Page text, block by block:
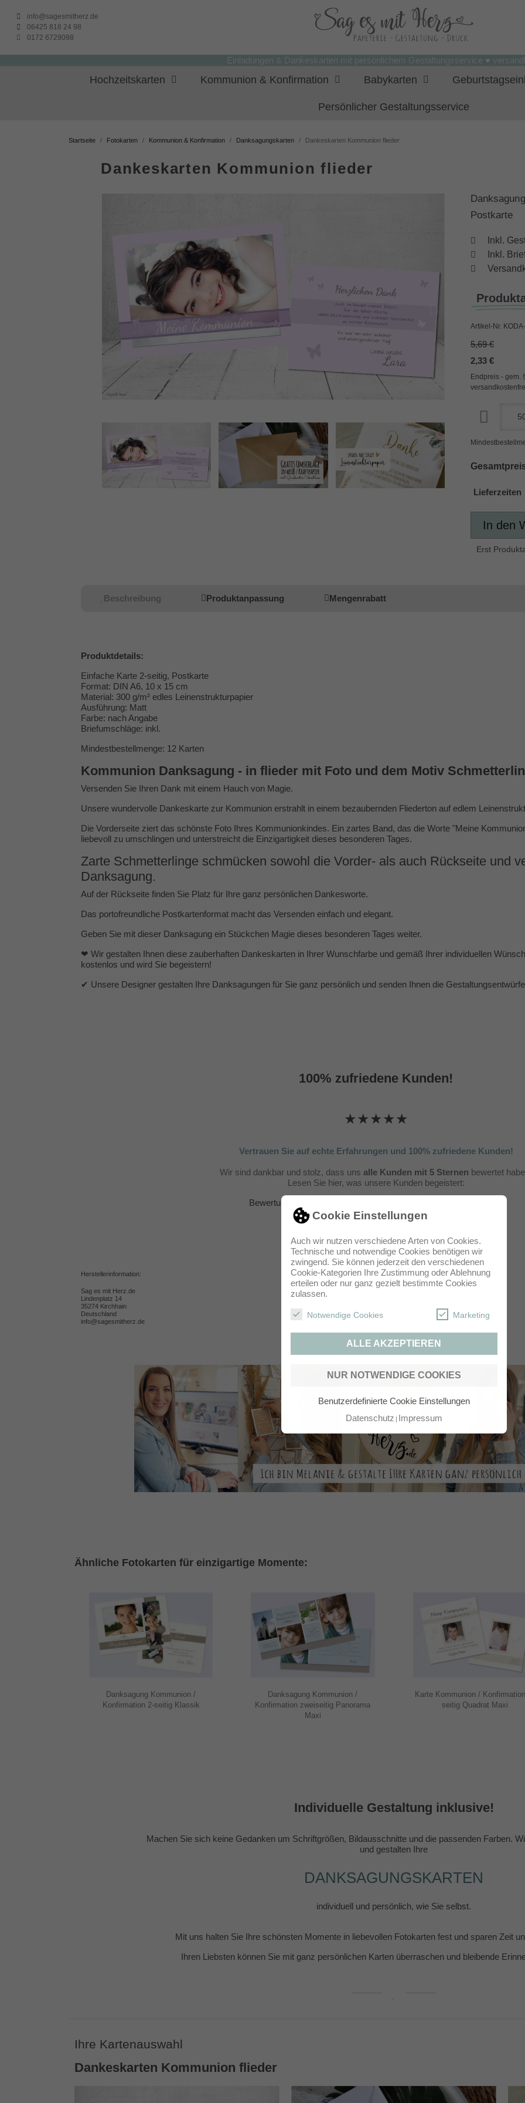
Cookie Einstellungen
Auch wir nutzen verschiedene Arten von Cookies.
Technische und notwendige Cookies benötigen wir
zwingend. Sie können jederzeit den verschiedenen
Cookie-Kategorien Ihre Zustimmung oder Ablehnung
erteilen oder nur ganz gezielt bestimmte Cookies
zulassen.
Notwendige Cookies Marketing
ALLE AKZEPTIEREN
NUR NOTWENDIGE COOKIES
Benutzerdefinierte Cookie Einstellungen
Datenschutz Impressum
info@sagesmitherz.de
06425 818 24 98
0172 6729098
Einladungen & Dankeskarten mit persönlichem Gestaltungsservice ♥
Hochzeitskarten Kommunion & Konfirmation Babykarten
Persönlicher Gestaltungsservice
Startseite Fotokarten Kommunion & Konfirmation Danksagungskarten Dankeskarten Kommunion flieder
Dankeskarten Kommunion flieder
Postkarte
Inkl.
Inkl.
Artikel-Nr.
5,69 €
2,33 €
Endpreis - gem.
Lieferzeiten
In den
Erst
Beschreibung Produktanpassung Mengenrabatt
Produktdetails:
Einfache Karte 2-seitig, Postkarte
Format: DIN A6, 10 x 15 cm
Material: 300 g/m² edles Leinenstrukturpapier
Ausführung: Matt
Farbe: nach Angabe
Briefumschläge: inkl.
Mindestbestellmenge: 12 Karten
Kommunion Danksagung - in flieder mit Foto und dem Motiv
Versenden Sie Ihren Dank mit einem Hauch von Magie.
Unsere wundervolle Dankeskarte zur Kommunion erstrahlt in einem bezaubernden Fliederton auf edlem
Die Vorderseite ziert das schönste Foto Ihres Kommunionkindes. Ein zartes Band, das die Worte "Meine
liebevoll zu umschlingen und unterstreicht die Einzigartigkeit dieses besonderen Tages.
Zarte Schmetterlinge schmücken sowohl die Vorder- als auch Rückseite und
Danksagung.
Auf der Rückseite finden Sie Platz für Ihre ganz persönlichen Dankesworte.
Das portofreundliche Postkartenformat macht das Versenden einfach und elegant.
Geben Sie mit dieser Danksagung ein Stückchen Magie dieses besonderen Tages weiter.
❤ Wir gestalten Ihnen diese zauberhaften Dankeskarten in Ihrer Wunschfarbe und gemäß Ihrer individuellen
kostenlos und wird Sie begeistern!
✔ Unsere Designer gestalten Ihre Danksagungen für Sie ganz persönlich und senden Ihnen die
100% zufriedene Kunden!
★★★★★
Vertrauen Sie auf echte Erfahrungen und 100% zufriedene Kunden!
Wir sind dankbar und stolz, dass uns alle Kunden mit 5 Sternen bewertet
Lesen Sie hier, was unsere Kunden begeistert:
Bewertungen Geprüfter Webshop
Herstellerinformation:
Sag es mit Herz.de
Lindenplatz 14
35274 Kirchhain
Deutschland
info@sagesmitherz.de
Ähnliche Fotokarten für einzigartige Momente:
Danksagung Kommunion /
Konfirmation 2-seitig Klassik
Danksagung Kommunion /
Konfirmation zweiseitig Panorama
Maxi
Karte Kommunion / Konfirmation
seitig Quadrat Maxi
Individuelle Gestaltung inklusive!
Machen Sie sich keine Gedanken um Schriftgrößen, Bildausschnitte und die passenden Farben.
und gestalten Ihre
DANKSAGUNGSKARTEN
individuell und persönlich, wie Sie selbst.
Mit uns halten Sie Ihre schönsten Momente in liebevollen Fotokarten fest und sparen Zeit
Ihren Liebsten können Sie mit ganz persönlichen Karten überraschen und bleibende
Ihre Kartenauswahl
Dankeskarten Kommunion flieder